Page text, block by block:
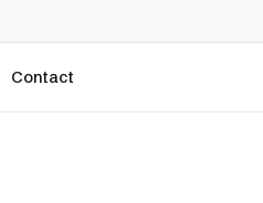
Contact